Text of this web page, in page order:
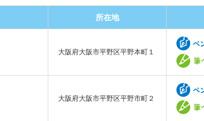
所在地
大阪府大阪市平野区平野本町１
大阪府大阪市平野区平野市町２